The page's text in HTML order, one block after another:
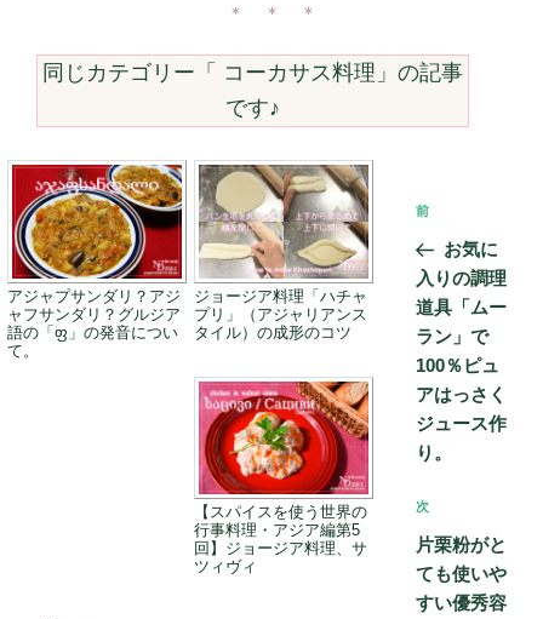
＊ ＊ ＊
同じカテゴリー「 コーカサス料理 」の記事
です♪
アジャプサンダリ？アジ
ャフサンダリ？グルジア
語の「ფ」の発音につい
て。
ジョージア料理「ハチャ
プリ」（アジャリアンス
タイル）の成形のコツ
【スパイスを使う世界の
行事料理・アジア編第5
回】ジョージア料理、サ
ツィヴィ
投
稿
ナ
ビ
ゲ
前
の
投
稿
前
お気に
入りの調理
道具「ムー
ラン」で
100％ピュ
アはっさく
ジュース作
り。
次
の
投
稿
次
片栗粉がと
ても使いや
すい優秀容